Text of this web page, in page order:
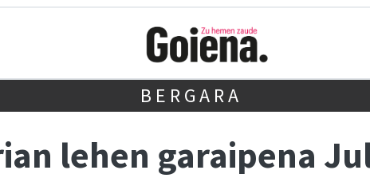
BERGARA
lehen garaipena